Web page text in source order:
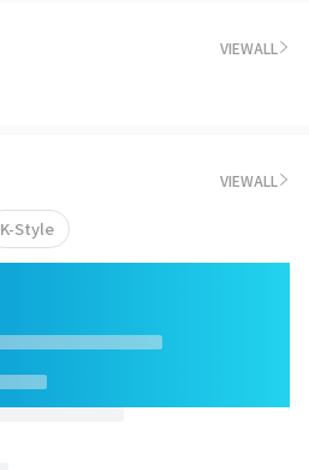
VIEWALL
VIEWALL
K-Style